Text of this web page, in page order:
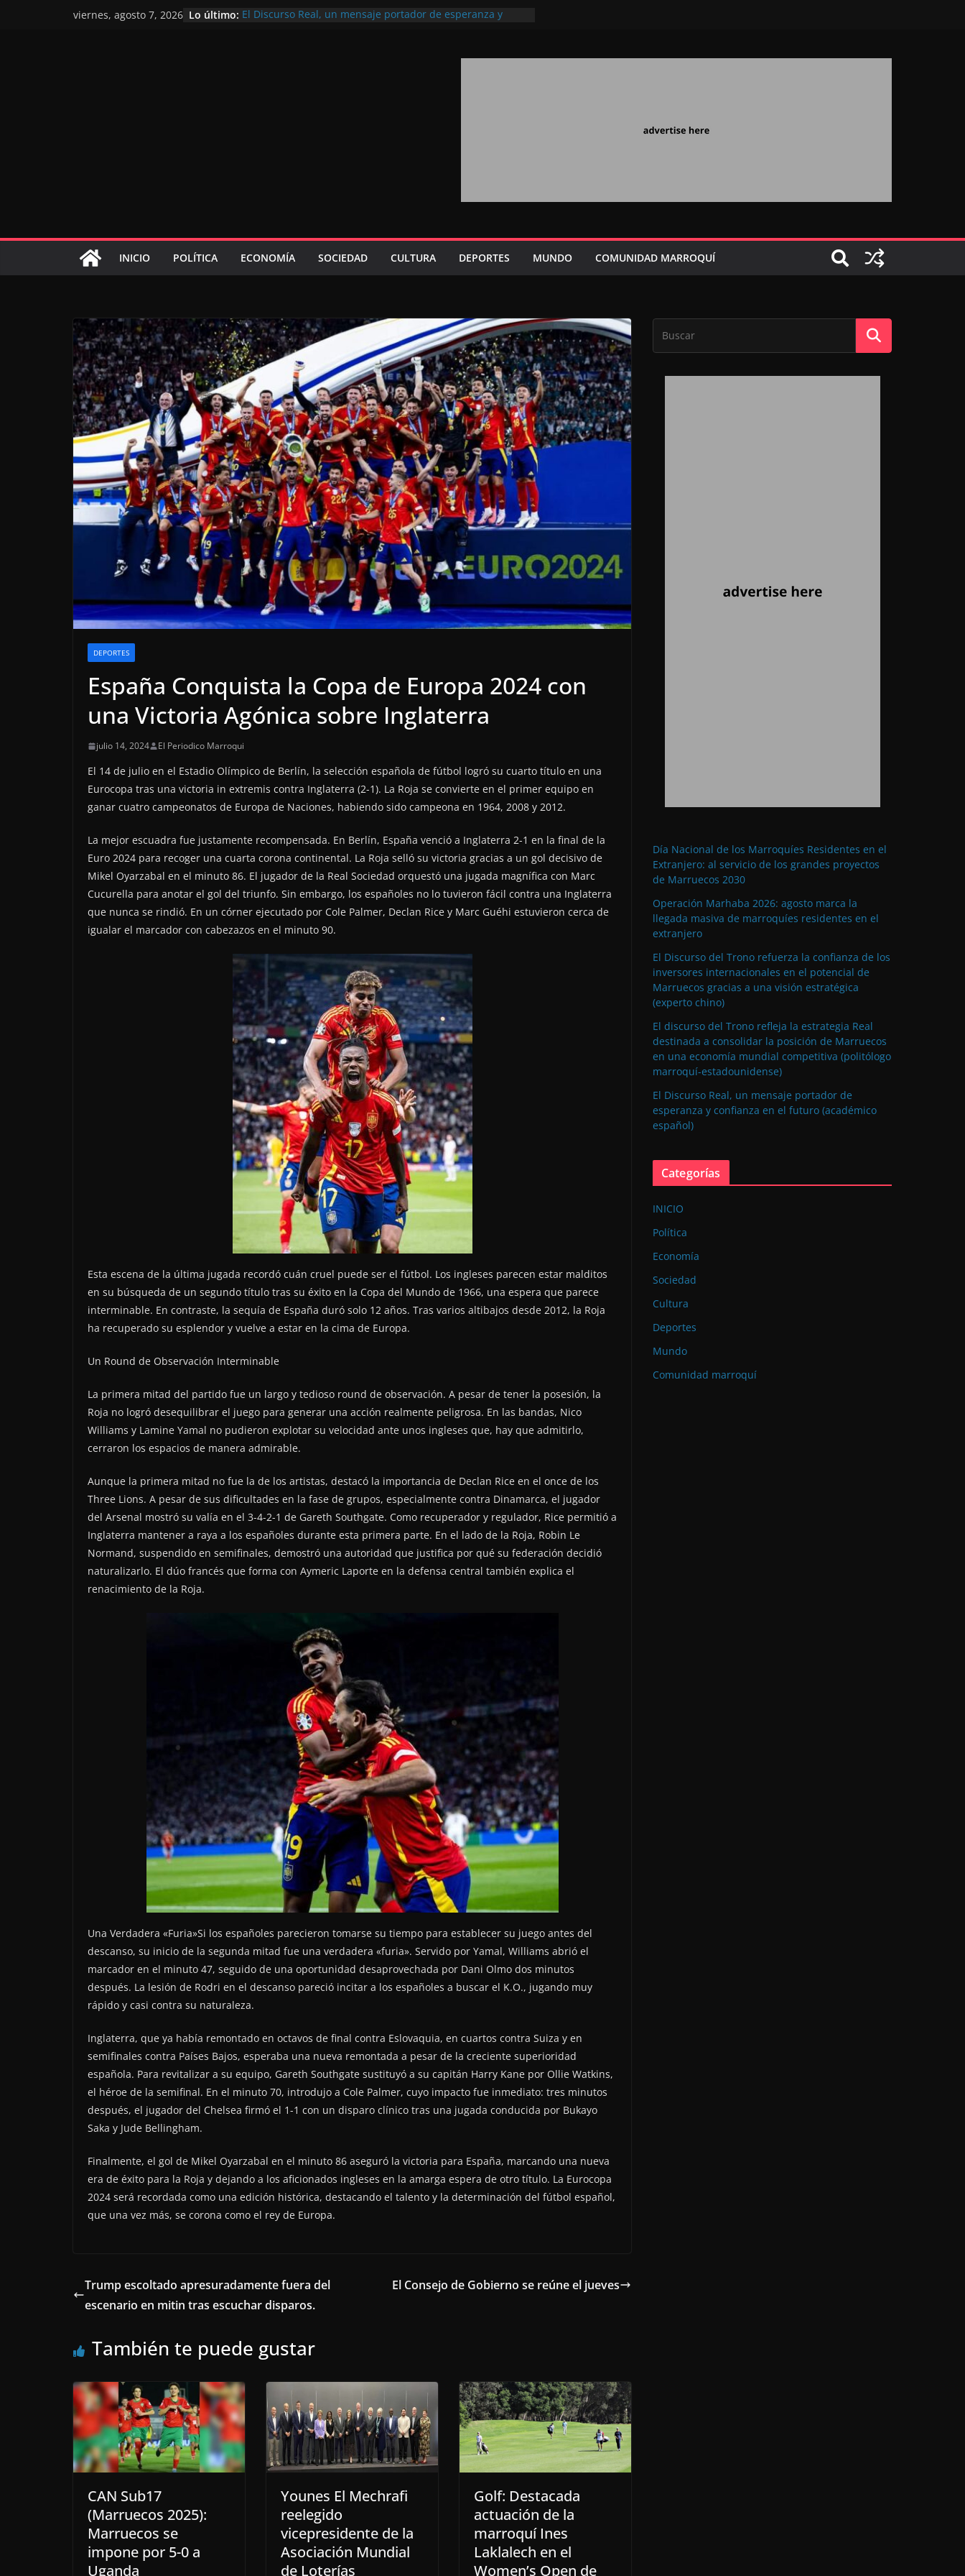
viernes, agosto 7, 2026 Lo último: El Discurso Real, un mensaje portador de esperanza y
Extranjero: al servicio de los grandes proyectos de
INICIO POLÍTICA ECONOMÍA SOCIEDAD CULTURA DEPORTES MUNDO COMUNIDAD MARROQUÍ
DEPORTES
España Conquista la Copa de Europa 2024 con
una Victoria Agónica sobre Inglaterra
julio 14, 2024 El Periodico Marroqui
El 14 de julio en el Estadio Olímpico de Berlín, la selección española de fútbol logró su cuarto título en una
Eurocopa tras una victoria in extremis contra Inglaterra (2-1). La Roja se convierte en el primer equipo en
ganar cuatro campeonatos de Europa de Naciones, habiendo sido campeona en 1964, 2008 y 2012.
La mejor escuadra fue justamente recompensada. En Berlín, España venció a Inglaterra 2-1 en la final de la
Euro 2024 para recoger una cuarta corona continental. La Roja selló su victoria gracias a un gol decisivo de
Mikel Oyarzabal en el minuto 86. El jugador de la Real Sociedad orquestó una jugada magnífica con Marc
Cucurella para anotar el gol del triunfo. Sin embargo, los españoles no lo tuvieron fácil contra una Inglaterra
que nunca se rindió. En un córner ejecutado por Cole Palmer, Declan Rice y Marc Guéhi estuvieron cerca de
igualar el marcador con cabezazos en el minuto 90.
Esta escena de la última jugada recordó cuán cruel puede ser el fútbol. Los ingleses parecen estar malditos
en su búsqueda de un segundo título tras su éxito en la Copa del Mundo de 1966, una espera que parece
interminable. En contraste, la sequía de España duró solo 12 años. Tras varios altibajos desde 2012, la Roja
ha recuperado su esplendor y vuelve a estar en la cima de Europa.
Un Round de Observación Interminable
La primera mitad del partido fue un largo y tedioso round de observación. A pesar de tener la posesión, la
Roja no logró desequilibrar el juego para generar una acción realmente peligrosa. En las bandas, Nico
Williams y Lamine Yamal no pudieron explotar su velocidad ante unos ingleses que, hay que admitirlo,
cerraron los espacios de manera admirable.
Aunque la primera mitad no fue la de los artistas, destacó la importancia de Declan Rice en el once de los
Three Lions. A pesar de sus dificultades en la fase de grupos, especialmente contra Dinamarca, el jugador
del Arsenal mostró su valía en el 3-4-2-1 de Gareth Southgate. Como recuperador y regulador, Rice permitió a
Inglaterra mantener a raya a los españoles durante esta primera parte. En el lado de la Roja, Robin Le
Normand, suspendido en semifinales, demostró una autoridad que justifica por qué su federación decidió
naturalizarlo. El dúo francés que forma con Aymeric Laporte en la defensa central también explica el
renacimiento de la Roja.
Una Verdadera «Furia»Si los españoles parecieron tomarse su tiempo para establecer su juego antes del
descanso, su inicio de la segunda mitad fue una verdadera «furia». Servido por Yamal, Williams abrió el
marcador en el minuto 47, seguido de una oportunidad desaprovechada por Dani Olmo dos minutos
después. La lesión de Rodri en el descanso pareció incitar a los españoles a buscar el K.O., jugando muy
rápido y casi contra su naturaleza.
Inglaterra, que ya había remontado en octavos de final contra Eslovaquia, en cuartos contra Suiza y en
semifinales contra Países Bajos, esperaba una nueva remontada a pesar de la creciente superioridad
española. Para revitalizar a su equipo, Gareth Southgate sustituyó a su capitán Harry Kane por Ollie Watkins,
el héroe de la semifinal. En el minuto 70, introdujo a Cole Palmer, cuyo impacto fue inmediato: tres minutos
después, el jugador del Chelsea firmó el 1-1 con un disparo clínico tras una jugada conducida por Bukayo
Saka y Jude Bellingham.
Finalmente, el gol de Mikel Oyarzabal en el minuto 86 aseguró la victoria para España, marcando una nueva
era de éxito para la Roja y dejando a los aficionados ingleses en la amarga espera de otro título. La Eurocopa
2024 será recordada como una edición histórica, destacando el talento y la determinación del fútbol español,
que una vez más, se corona como el rey de Europa.
Trump escoltado apresuradamente fuera del
escenario en mitin tras escuchar disparos.
El Consejo de Gobierno se reúne el jueves
También te puede gustar
CAN Sub17
(Marruecos 2025):
Marruecos se
impone por 5-0 a
Uganda
Younes El Mechrafi
reelegido
vicepresidente de la
Asociación Mundial
de Loterías
Golf: Destacada
actuación de la
marroquí Ines
Laklalech en el
Women’s Open de
Día Nacional de los Marroquíes Residentes en el
Extranjero: al servicio de los grandes proyectos
de Marruecos 2030
Operación Marhaba 2026: agosto marca la
llegada masiva de marroquíes residentes en el
extranjero
El Discurso del Trono refuerza la confianza de los
inversores internacionales en el potencial de
Marruecos gracias a una visión estratégica
(experto chino)
El discurso del Trono refleja la estrategia Real
destinada a consolidar la posición de Marruecos
en una economía mundial competitiva (politólogo
marroquí-estadounidense)
El Discurso Real, un mensaje portador de
esperanza y confianza en el futuro (académico
español)
Categorías
INICIO
Política
Economía
Sociedad
Cultura
Deportes
Mundo
Comunidad marroquí